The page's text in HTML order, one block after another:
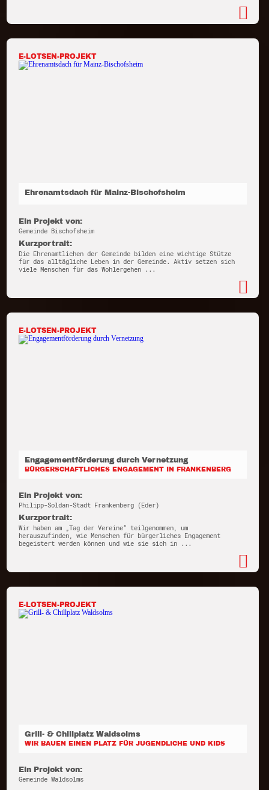
E-LOTSEN-PROJEKT
Ehrenamtsdach für Mainz-Bischofsheim
Ein Projekt von:
Gemeinde Bischofsheim
Kurzportrait:
Die Ehrenamtlichen der Gemeinde bilden eine wichtige Stütze
für das alltägliche Leben in der Gemeinde. Aktiv setzen sich
viele Menschen für das Wohlergehen ...
E-LOTSEN-PROJEKT
Engagementförderung durch Vernetzung
BÜRGERSCHAFTLICHES ENGAGEMENT IN FRANKENBERG
Ein Projekt von:
Philipp-Soldan-Stadt Frankenberg (Eder)
Kurzportrait:
Wir haben am „Tag der Vereine“ teilgenommen, um
herauszufinden, wie Menschen für bürgerliches Engagement
begeistert werden können und wie sie sich in ...
E-LOTSEN-PROJEKT
Grill- & Chillplatz Waldsolms
WIR BAUEN EINEN PLATZ FÜR JUGENDLICHE UND KIDS
Ein Projekt von:
Gemeinde Waldsolms